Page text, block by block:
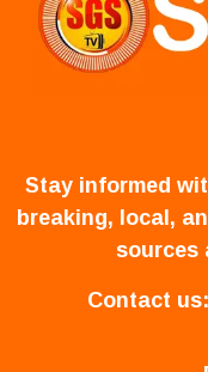
Stay informed
breaking, local,
Contact us: